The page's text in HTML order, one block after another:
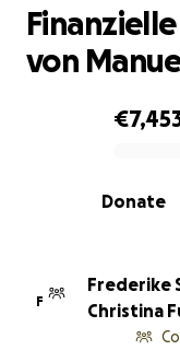
0% complete
Donate
von
F
Frederike